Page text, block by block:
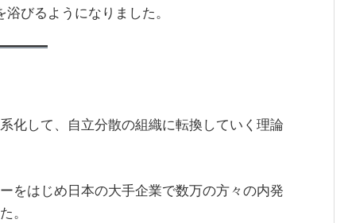
びるようになりました。
化して、自立分散の組織に転換していく理論
をはじめ日本の大手企業で数万の方々の内発
。